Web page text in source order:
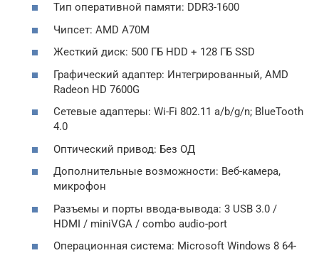
Тип оперативной памяти: DDR3-1600
Чипсет: AMD A70M
Жесткий диск: 500 ГБ HDD + 128 ГБ SSD
Графический адаптер: Интегрированный, AMD
Radeon HD 7600G
Сетевые адаптеры: Wi-Fi 802.11 a/b/g/n; BlueTooth
4.0
Оптический привод: Без ОД
Дополнительные возможности: Веб-камера,
микрофон
Разъемы и порты ввода-вывода: 3 USB 3.0 /
HDMI / miniVGA / combo audio-port
Операционная система: Microsoft Windows 8 64-